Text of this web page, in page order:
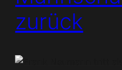
zurück